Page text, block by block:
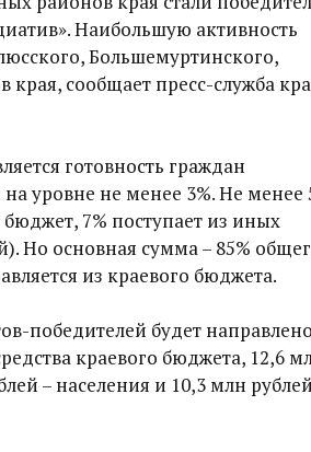
Наибольшую активность
Большемуртинского,
сообщает пресс-служба
готовность граждан
уровне не менее 3%. Не менее
7% поступает из иных
Но основная сумма – 85%
из краевого бюджета.
победителей будет
краевого бюджета, 12,6
– населения и 10,3 млн